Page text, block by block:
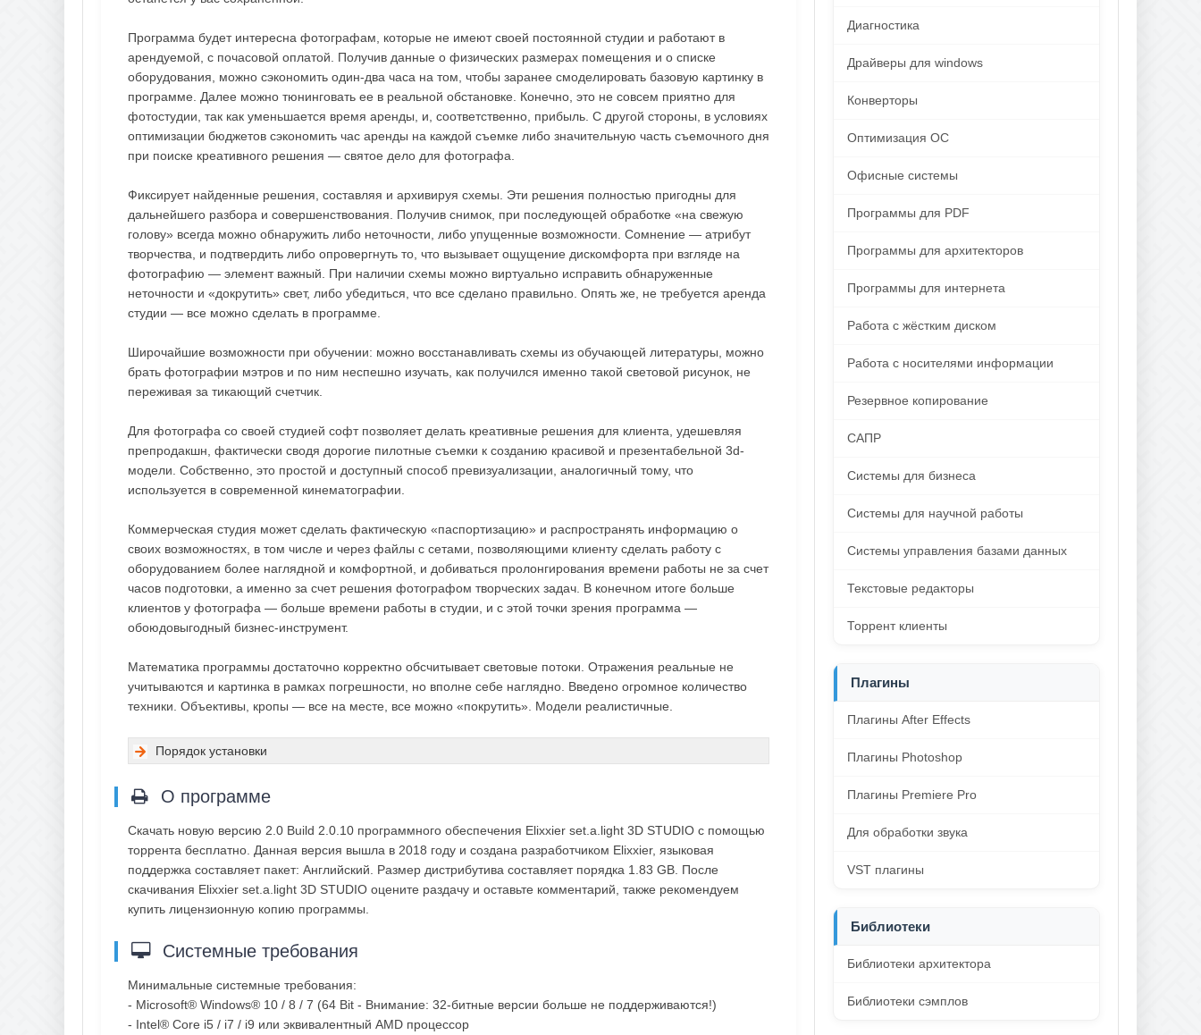
Программа будет интересна фотографам, которые не имеют своей постоянной студии и работают в
арендуемой, с почасовой оплатой. Получив данные о физических размерах помещения и о списке
оборудования, можно сэкономить один-два часа на том, чтобы заранее смоделировать базовую картинку в
программе. Далее можно тюнинговать ее в реальной обстановке. Конечно, это не совсем приятно для
фотостудии, так как уменьшается время аренды, и, соответственно, прибыль. С другой стороны, в условиях
оптимизации бюджетов сэкономить час аренды на каждой съемке либо значительную часть съемочного дня
при поиске креативного решения — святое дело для фотографа.
Фиксирует найденные решения, составляя и архивируя схемы. Эти решения полностью пригодны для
дальнейшего разбора и совершенствования. Получив снимок, при последующей обработке «на свежую
голову» всегда можно обнаружить либо неточности, либо упущенные возможности. Сомнение — атрибут
творчества, и подтвердить либо опровергнуть то, что вызывает ощущение дискомфорта при взгляде на
фотографию — элемент важный. При наличии схемы можно виртуально исправить обнаруженные
неточности и «докрутить» свет, либо убедиться, что все сделано правильно. Опять же, не требуется аренда
студии — все можно сделать в программе.
Широчайшие возможности при обучении: можно восстанавливать схемы из обучающей литературы, можно
брать фотографии мэтров и по ним неспешно изучать, как получился именно такой световой рисунок, не
переживая за тикающий счетчик.
Для фотографа со своей студией софт позволяет делать креативные решения для клиента, удешевляя
препродакшн, фактически сводя дорогие пилотные съемки к созданию красивой и презентабельной 3d-
модели. Собственно, это простой и доступный способ превизуализации, аналогичный тому, что
используется в современной кинематографии.
Коммерческая студия может сделать фактическую «паспортизацию» и распространять информацию о
своих возможностях, в том числе и через файлы с сетами, позволяющими клиенту сделать работу с
оборудованием более наглядной и комфортной, и добиваться пролонгирования времени работы не за счет
часов подготовки, а именно за счет решения фотографом творческих задач. В конечном итоге больше
клиентов у фотографа — больше времени работы в студии, и с этой точки зрения программа —
обоюдовыгодный бизнес-инструмент.
Математика программы достаточно корректно обсчитывает световые потоки. Отражения реальные не
учитываются и картинка в рамках погрешности, но вполне себе наглядно. Введено огромное количество
техники. Объективы, кропы — все на месте, все можно «покрутить». Модели реалистичные.
Порядок установки
О программе
Скачать новую версию 2.0 Build 2.0.10 программного обеспечения Elixxier set.a.light 3D STUDIO с помощью
торрента бесплатно. Данная версия вышла в 2018 году и создана разработчиком Elixxier, языковая
поддержка составляет пакет: Английский. Размер дистрибутива составляет порядка 1.83 GB. После
скачивания Elixxier set.a.light 3D STUDIO оцените раздачу и оставьте комментарий, также рекомендуем
купить лицензионную копию программы.
Системные требования
Минимальные системные требования:
- Microsoft® Windows® 10 / 8 / 7 (64 Bit - Внимание: 32-битные версии больше не поддерживаются!)
- Intel® Core i5 / i7 / i9 или эквивалентный AMD процессор
Диагностика
Драйверы для windows
Конверторы
Оптимизация ОС
Офисные системы
Программы для PDF
Программы для архитекторов
Программы для интернета
Работа с жёстким диском
Работа с носителями информации
Резервное копирование
САПР
Системы для бизнеса
Системы для научной работы
Системы управления базами данных
Текстовые редакторы
Торрент клиенты
Плагины
Плагины After Effects
Плагины Photoshop
Плагины Premiere Pro
Для обработки звука
VST плагины
Библиотеки
Библиотеки архитектора
Библиотеки сэмплов